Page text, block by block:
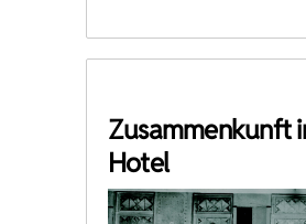
Zusammenkunft
Hotel